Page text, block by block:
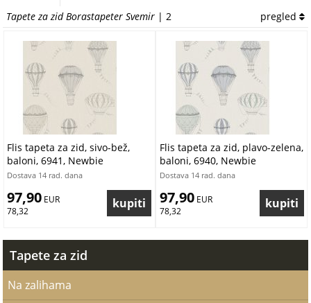
Tapete za zid Borastapeter Svemir | 2 pregled
Flis tapeta za zid, sivo-bež,
baloni, 6941, Newbie
Wallpaper, Borastapeter |
Dostava 14 rad. dana
97,90 EUR
78,32
Flis tapeta za zid, plavo-zelena,
baloni, 6940, Newbie
Wallpaper, Borastapeter |
Dostava 14 rad. dana
97,90 EUR
78,32
Tapete za zid
Na zalihama